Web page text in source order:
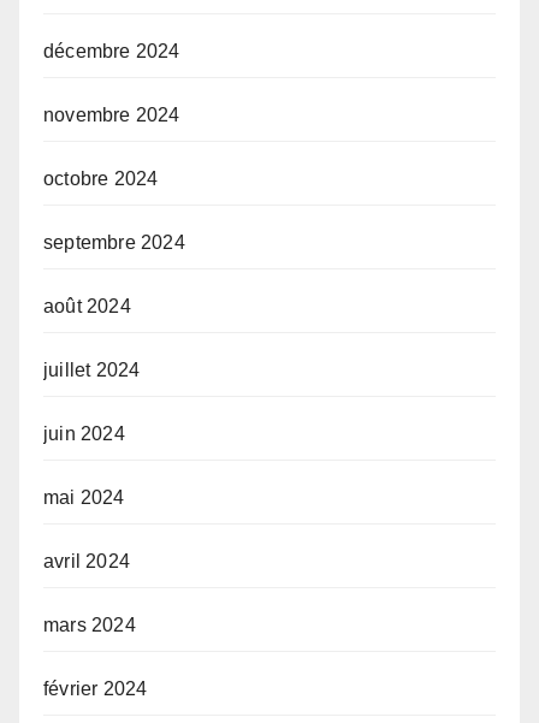
décembre 2024
novembre 2024
octobre 2024
septembre 2024
août 2024
juillet 2024
juin 2024
mai 2024
avril 2024
mars 2024
février 2024